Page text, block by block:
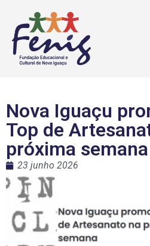
Nova Iguaçu
Top de
próxima semana
23 junho 2026